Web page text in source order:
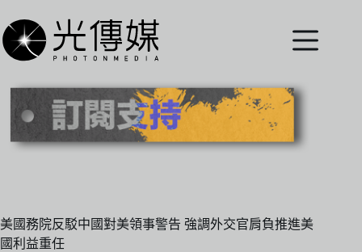
至
主
內
美國務院反駁中國對美領事警告 強調外交官肩負推進美
國利益重任